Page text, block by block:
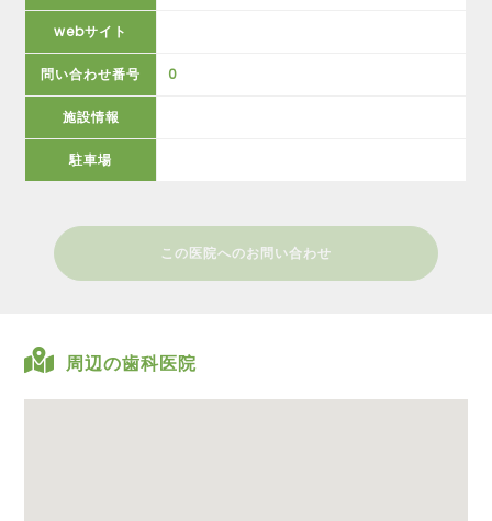
webサイト
問い合わせ番号 0
施設情報
駐車場
この医院へのお問い合わせ
周辺の歯科医院